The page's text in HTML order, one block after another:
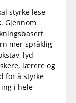
styrke lese-
Gjennom
mer språklig
lærere og
for å styrke
i hele